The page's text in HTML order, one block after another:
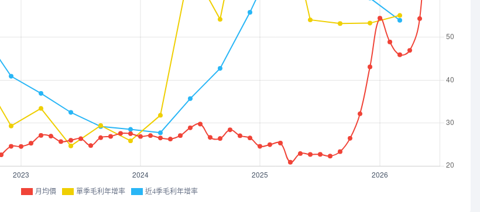
月均價 單季毛利年增率 近4季毛利年增率